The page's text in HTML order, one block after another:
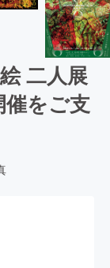
二人展
催をご支